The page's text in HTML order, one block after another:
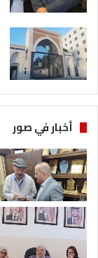
أخبار في صور